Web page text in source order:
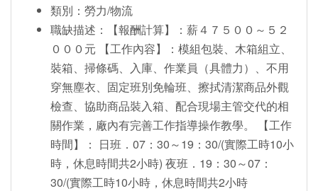
類別：勞力/物流
職缺描述：【報酬計算】：薪４７５００～５２
０００元 【工作內容】：模組包裝、木箱組立、
裝箱、掃條碼、入庫、作業員（具體力）、不用
穿無塵衣、固定班別免輪班、擦拭清潔商品外觀
檢查、協助商品裝入箱、配合現場主管交代的相
關作業，廠內有完善工作指導操作教學。 【工作
時間】： 日班．07：30～19：30/(實際工時10小
時，休息時間共2小時) 夜班．19：30～07：
30/(實際工時10小時，休息時間共2小時